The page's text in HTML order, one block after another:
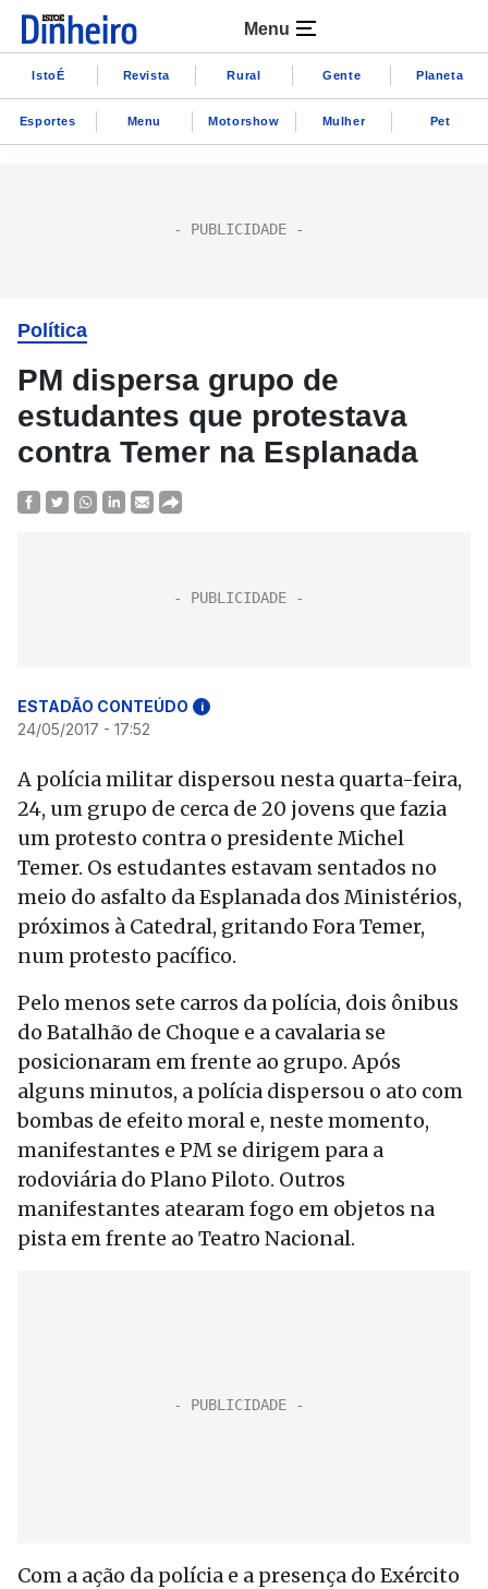
Menu
IstoÉ Revista Rural Gente Planeta
Esportes Menu Motorshow Mulher Pet
Política
PM dispersa grupo de
estudantes que protestava
contra Temer na Esplanada
ESTADÃO CONTEÚDO i
24/05/2017 - 17:52
A polícia militar dispersou nesta quarta-feira,
24, um grupo de cerca de 20 jovens que fazia
um protesto contra o presidente Michel
Temer. Os estudantes estavam sentados no
meio do asfalto da Esplanada dos Ministérios,
próximos à Catedral, gritando Fora Temer,
num protesto pacífico.
Pelo menos sete carros da polícia, dois ônibus
do Batalhão de Choque e a cavalaria se
posicionaram em frente ao grupo. Após
alguns minutos, a polícia dispersou o ato com
bombas de efeito moral e, neste momento,
manifestantes e PM se dirigem para a
rodoviária do Plano Piloto. Outros
manifestantes atearam fogo em objetos na
pista em frente ao Teatro Nacional.
Com a ação da polícia e a presença do Exército